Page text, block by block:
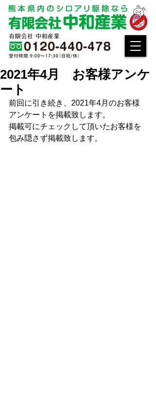
2021年4月 お客様アンケ
ート
前回に引き続き、2021年4月のお客様
アンケートを掲載致します。
掲載可にチェックして頂いたお客様を
包み隠さず掲載致します。